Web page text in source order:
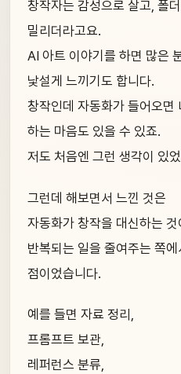
창작자는 감성으로 살고, 폴
밀리더라고요.
AI 아트 이야기를 하면 많은
낯설게 느끼기도 합니다.
창작인데 자동화가 들어오면
하는 마음도 있을 수 있죠.
저도 처음엔 그런 생각이 있
그런데 해보면서 느낀 것은
자동화가 창작을 대신하는
반복되는 일을 줄여주는 쪽
점이었습니다.
예를 들면 자료 정리,
프롬프트 보관,
레퍼런스 분류,